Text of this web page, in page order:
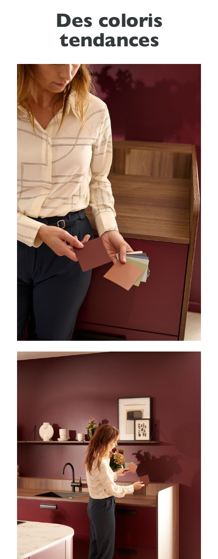
Des coloris
tendances